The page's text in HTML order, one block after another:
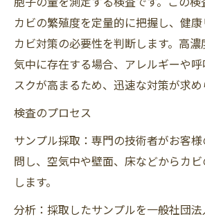
カビの繁殖度を定量的に把握し、健康
カビ対策の必要性を判断します。高
気中に存在する場合、アレルギーや
スクが高まるため、迅速な対策が求め
検査のプロセス
サンプル採取：専門の技術者がお客
問し、空気中や壁面、床などからカ
します。
分析：採取したサンプルを一般社団